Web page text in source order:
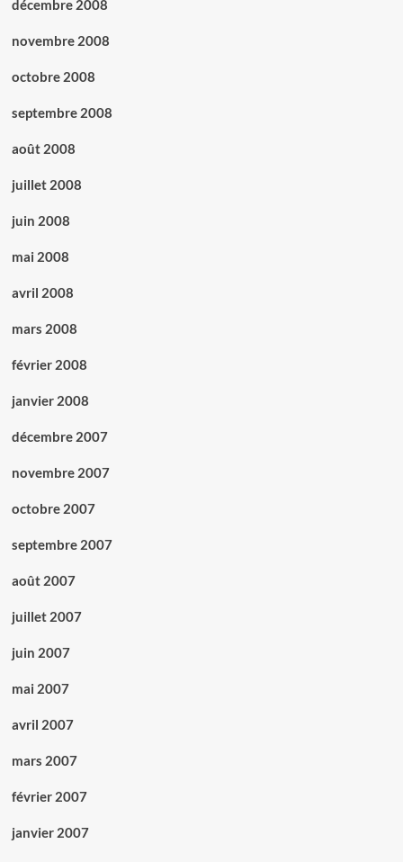
décembre 2008
novembre 2008
octobre 2008
septembre 2008
août 2008
juillet 2008
juin 2008
mai 2008
avril 2008
mars 2008
février 2008
janvier 2008
décembre 2007
novembre 2007
octobre 2007
septembre 2007
août 2007
juillet 2007
juin 2007
mai 2007
avril 2007
mars 2007
février 2007
janvier 2007